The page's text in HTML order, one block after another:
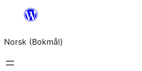
Hopp
innhold
Norsk (Bokmål)